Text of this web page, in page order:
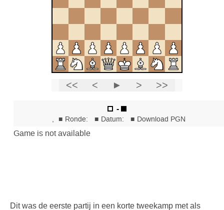
Dit was de eerste partij in een korte tweekamp met als